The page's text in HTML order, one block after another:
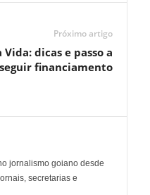
Próximo artigo
dicas e passo a
financiamento
jornalismo goiano desde
secretarias e